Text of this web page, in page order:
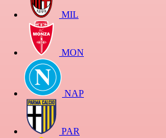
MIL
MON
NAP
PAR